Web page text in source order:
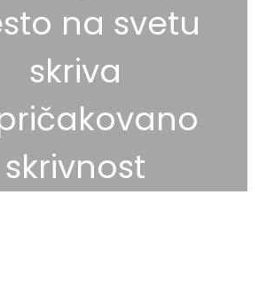
na svetu
skriva
skrivnost